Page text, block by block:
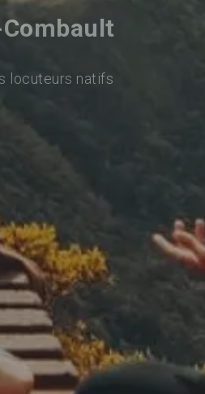
locuteurs natifs